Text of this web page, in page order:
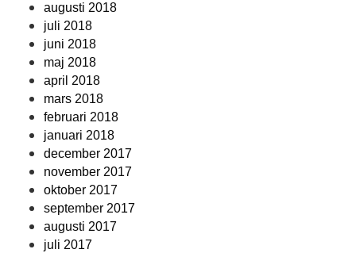
augusti 2018
juli 2018
juni 2018
maj 2018
april 2018
mars 2018
februari 2018
januari 2018
december 2017
november 2017
oktober 2017
september 2017
augusti 2017
juli 2017